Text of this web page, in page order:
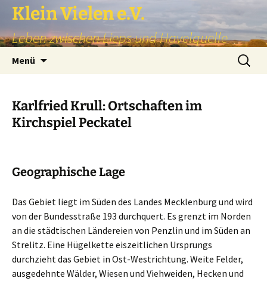
Zum
Inhalt
springen
Klein Vielen e.V.
Leben zwischen Lieps und Havelquelle
Menü
Suchen
nach:
Karlfried Krull: Ortschaften im
Kirchspiel Peckatel
GeographischeLage
Das Gebiet liegt im Süden des Landes Mecklenburg und wird
von der Bundesstraße 193 durchquert. Es grenzt im Norden
an die städtischen Ländereien von Penzlin und im Süden an
Strelitz. Eine Hügelkette eiszeitlichen Ursprungs
durchzieht das Gebiet in Ost-Westrichtung. Weite Felder,
ausgedehnte Wälder, Wiesen und Viehweiden, Hecken und